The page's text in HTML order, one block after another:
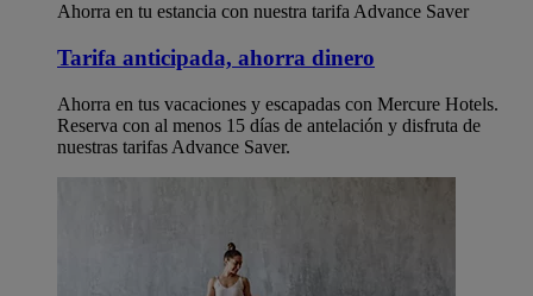
Ahorra en tu estancia con nuestra tarifa Advance Saver
Tarifa anticipada, ahorra dinero
Ahorra en tus vacaciones y escapadas con Mercure Hotels.
Reserva con al menos 15 días de antelación y disfruta de
nuestras tarifas Advance Saver.